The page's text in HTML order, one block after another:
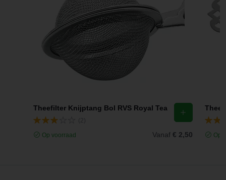
Theefilter Knijptang Bol RVS Royal Tea
Op voorraad Vanaf € 2,50 Op